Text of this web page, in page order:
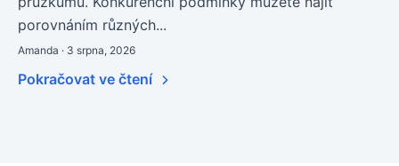
porovnáním různých...
Amanda · 3 srpna, 2026
Pokračovat ve čtení